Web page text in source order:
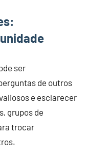
ser
de outros
e esclarecer
grupos de
trocar